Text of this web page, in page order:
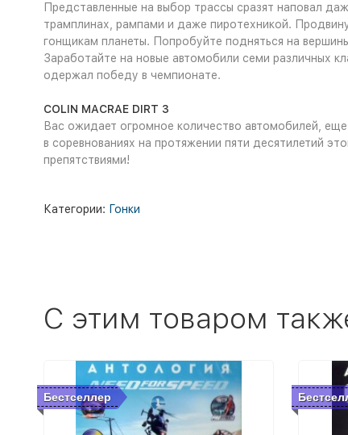
Представленные на выбор трассы сразят наповал
трамплинах, рампами и даже пиротехникой.
гонщикам планеты. Попробуйте подняться на
Заработайте на новые автомобили семи различных
одержал победу в чемпионате.
COLIN MACRAE DIRT 3
Вас ожидает огромное количество автомобилей,
в соревнованиях на протяжении пяти десятилетий
препятствиями!
Категории: Гонки
C этим товаром
Бестселлер